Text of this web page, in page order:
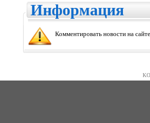
Информация
Комментировать новости на